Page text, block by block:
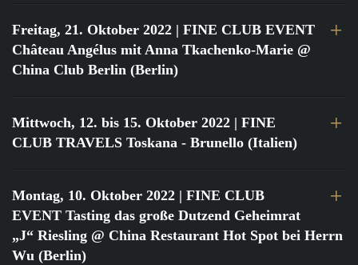
Freitag, 21. Oktober 2022 | FINE CLUB EVENT
Château Angélus mit Anna Tkachenko-Marie @
China Club Berlin (Berlin)
Mittwoch, 12. bis 15. Oktober 2022 | FINE
CLUB TRAVELS Toskana - Brunello (Italien)
Montag, 10. Oktober 2022 | FINE CLUB
EVENT Tasting das große Dutzend Geheimrat
„J“ Riesling @ China Restaurant Hot Spot bei Herrn
Wu (Berlin)